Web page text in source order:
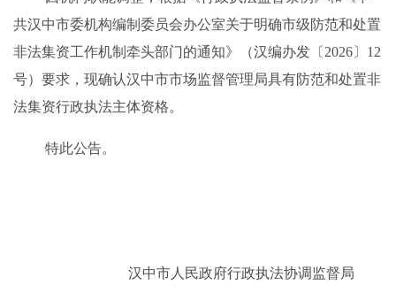
共汉中市委机构编制委员会办公室关于明确市级防范和处置
非法集资工作机制牵头部门的通知》（汉编办发〔 2026〕 12
号）要求， 现确认汉中市市场监督管理局具有防范和处置非
法集资行政执法主体资格。
特此公告。
汉中市 人民政府行政执法协调监督局